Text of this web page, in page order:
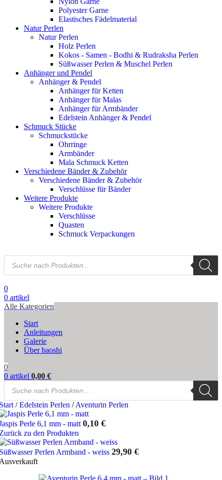
Polyester Garne
Elastisches Fädelmaterial
Natur Perlen
Natur Perlen
Holz Perlen
Kokos - Samen - Bodhi & Rudraksha Perlen
Süßwasser Perlen & Muschel Perlen
Anhänger und Pendel
Anhänger & Pendel
Anhänger für Ketten
Anhänger für Malas
Anhänger für Armbänder
Edelstein Anhänger & Pendel
Schmuck Stücke
Schmuckstücke
Ohrringe
Armbänder
Mala Schmuck Ketten
Verschiedene Bänder & Zubehör
Verschiedene Bänder & Zubehör
Verschlüsse für Bänder
Weitere Produkte
Weitere Produkte
Verschlüsse
Quasten
Schmuck Verpackungen
Products
search
0
0 artikel
Alle Kategorien
Start
Anleitungen
Galerie
Über baoshi
0
0 artikel 0,00 €
Products
search
/ Edelstein Perlen / Aventurin Perlen
Perle 6,1 mm - matt 0,10 €
zu den Produkten
Perlen Armband - weiss 29,90 €